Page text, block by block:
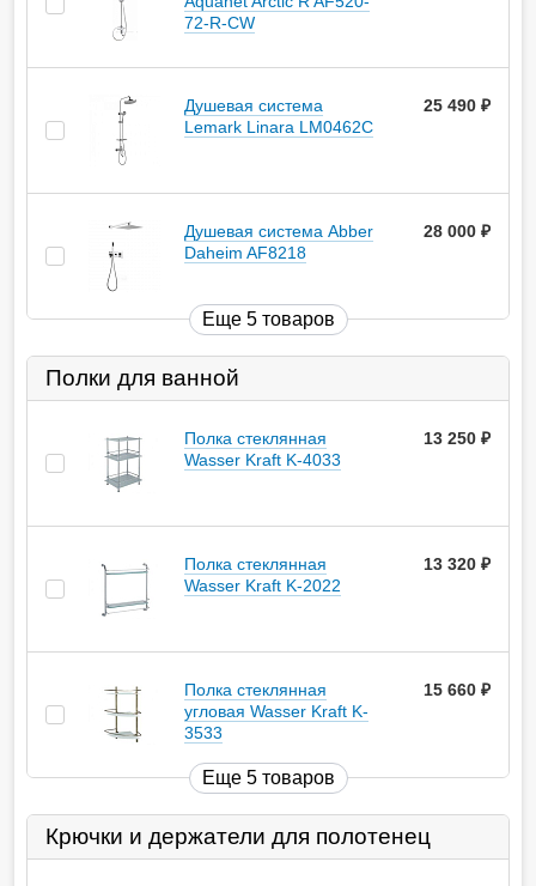
72-R-CW
Душевая система
Lemark Linara LM0462C
25 490
Душевая система Abber
Daheim AF8218
28 000
Еще 5 товаров
Полки для ванной
Полка стеклянная
Wasser Kraft K-4033
13 250
Полка стеклянная
Wasser Kraft K-2022
13 320
Полка стеклянная
угловая Wasser Kraft K-
3533
15 660
Еще 5 товаров
Крючки и держатели для полотенец